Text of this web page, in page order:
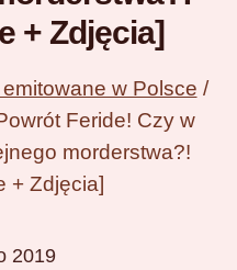
+ Zdjęcia]
w Polsce /
Feride! Czy w
morderstwa?!
+ Zdjęcia]
2019